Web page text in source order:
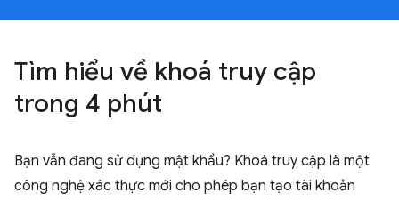
Tìm hiểu về khoá truy cập
trong 4 phút
Bạn vẫn đang sử dụng mật khẩu? Khoá truy cập là một
công nghệ xác thực mới cho phép bạn tạo tài khoản